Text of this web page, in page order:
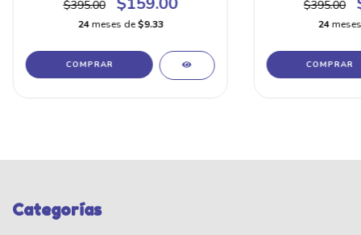
$395.00
24 meses de$9.33
$395.00
24
Categorías